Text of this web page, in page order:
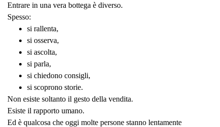
Entrare in una vera bottega è diverso.
Spesso:
si rallenta,
si osserva,
si ascolta,
si parla,
si chiedono consigli,
si scoprono storie.
Non esiste soltanto il gesto della vendita.
Esiste il rapporto umano.
Ed è qualcosa che oggi molte persone stanno lentamente